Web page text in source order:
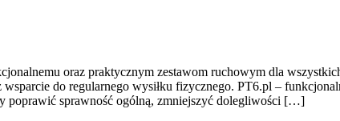
oraz praktycznym zestawom ruchowym dla
do regularnego wysiłku fizycznego. PT6.pl –
poprawić sprawność ogólną, zmniejszyć dolegliwości […]